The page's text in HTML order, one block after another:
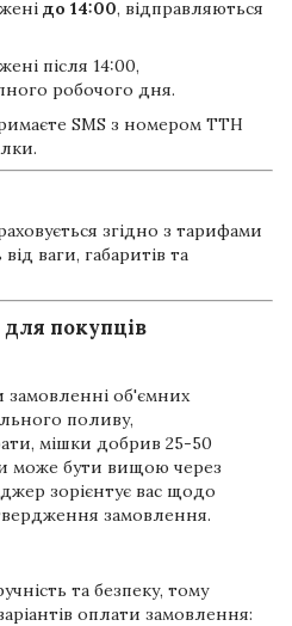
до 14:00, відправляються
після 14:00,
робочого дня.
SMS з номером ТТН
згідно з тарифами
ваги, габаритів та
покупців
замовленні об'ємних
поливу,
мішки добрив 25-50
може бути вищою через
зорієнтує вас щодо
замовлення.
та безпеку, тому
оплати замовлення: